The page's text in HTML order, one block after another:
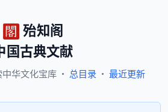
殆知阁
国古典文献
中华文化宝库 · 总目录 · 最近更新